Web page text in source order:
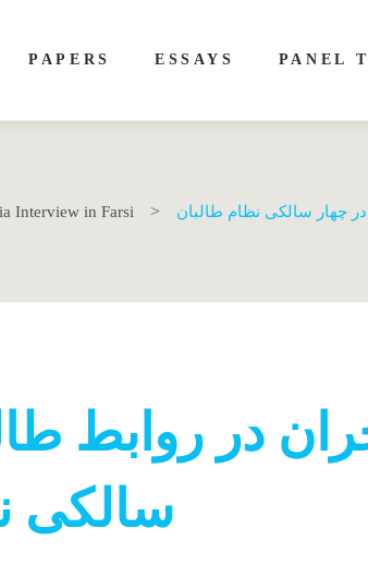
PAPERS ESSAYS PANEL
Interview in Farsi در چهار سالکی نظام طالبان
در روابط
سالکی